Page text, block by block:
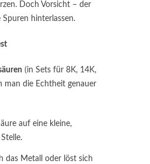
Doch Vorsicht – der
Spuren hinterlassen.
(in Sets für 8K, 14K,
man die Echtheit genauer
auf eine kleine,
das Metall oder löst sich